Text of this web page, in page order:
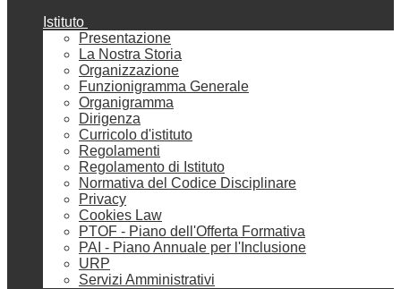
Istituto
Presentazione
La Nostra Storia
Organizzazione
Funzionigramma Generale
Organigramma
Dirigenza
Curricolo d'istituto
Regolamenti
Regolamento di Istituto
Normativa del Codice Disciplinare
Privacy
Cookies Law
PTOF - Piano dell'Offerta Formativa
PAI - Piano Annuale per l'Inclusione
URP
Servizi Amministrativi